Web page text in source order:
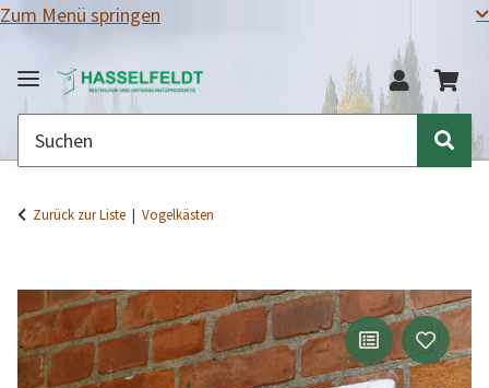
Zum Menü springen
Zurück zur Liste Vogelkästen